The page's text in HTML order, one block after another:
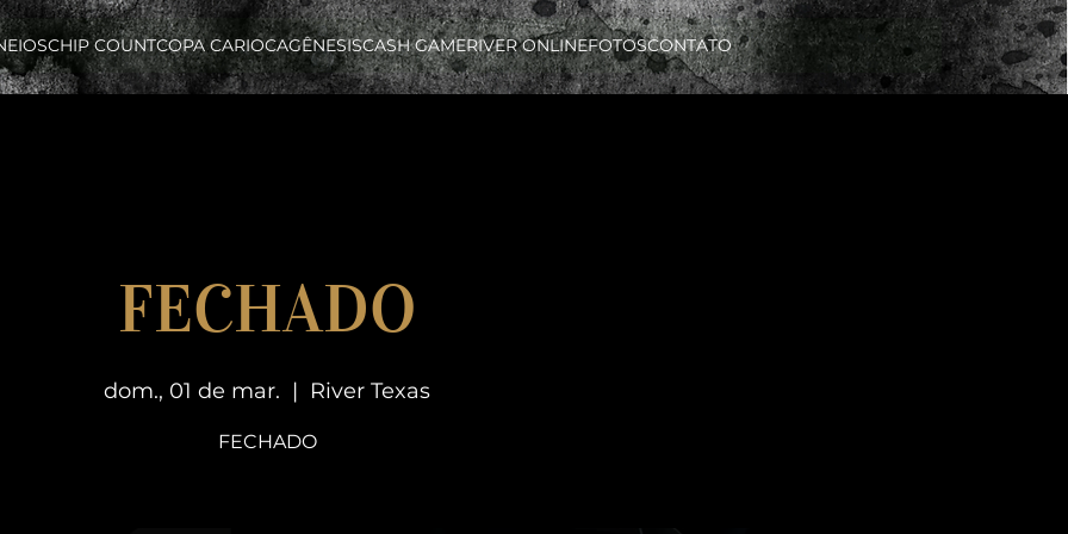
CHIP COUNTCOPA CARIOCAGÊNESISCASH GAMERIVER ONLINEFOTOSCONTATO
FECHADO
dom., 01 de mar.
  |
River Texas
FECHADO